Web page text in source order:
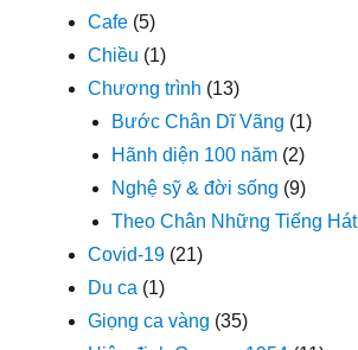
Cafe (5)
Chiều (1)
Chương trình (13)
Bước Chân Dĩ Vãng (1)
Hãnh diện 100 năm (2)
Nghệ sỹ & đời sống (9)
Theo Chân Những Tiếng Hát
Covid-19 (21)
Du ca (1)
Giọng ca vàng (35)